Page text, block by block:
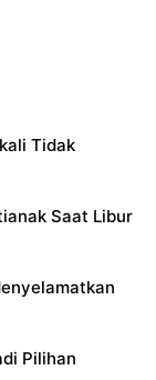
Tidak
Saat Libur
Pilihan